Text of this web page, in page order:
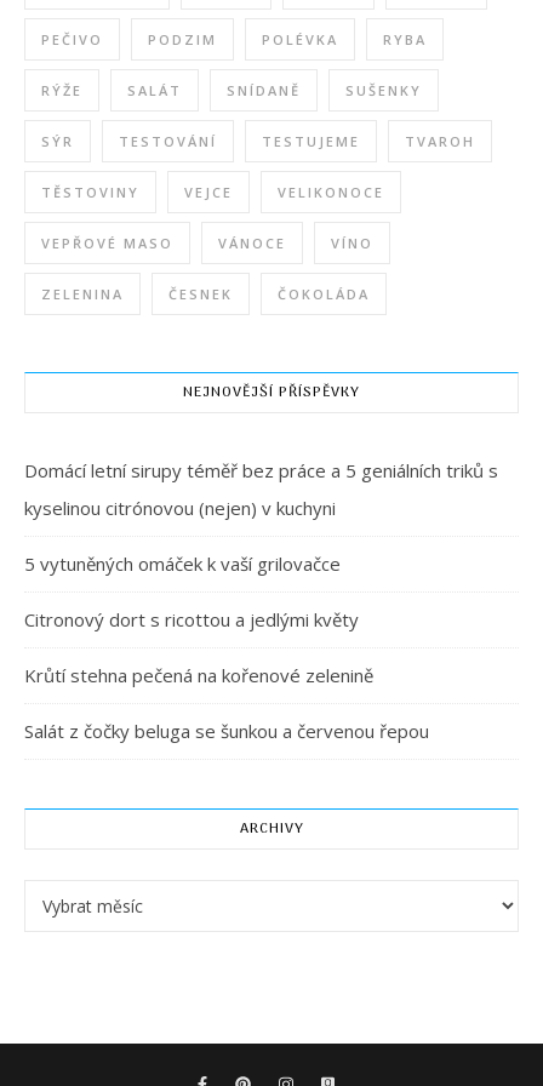
PEČIVO PODZIM POLÉVKA RYBA
RÝŽE SALÁT SNÍDANĚ SUŠENKY
SÝR TESTOVÁNÍ TESTUJEME TVAROH
TĚSTOVINY VEJCE VELIKONOCE
VEPŘOVÉ MASO VÁNOCE VÍNO
ZELENINA ČESNEK ČOKOLÁDA
NEJNOVĚJŠÍ PŘÍSPĚVKY
Domácí letní sirupy téměř bez práce a 5 geniálních triků s
kyselinou citrónovou (nejen) v kuchyni
5 vytuněných omáček k vaší grilovačce
Citronový dort s ricottou a jedlými květy
Krůtí stehna pečená na kořenové zelenině
Salát z čočky beluga se šunkou a červenou řepou
ARCHIVY